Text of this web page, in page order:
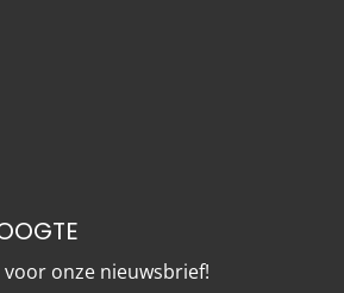
onze nieuwsbrief!